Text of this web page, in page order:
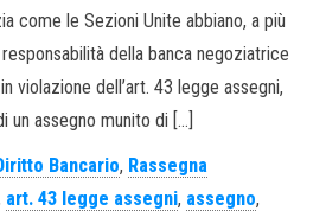
come le Sezioni Unite abbiano, a più
della banca negoziatrice
violazione dell’art. 43 legge assegni,
un assegno munito di […]
Bancario, Rassegna
art. 43 legge assegni, assegno,